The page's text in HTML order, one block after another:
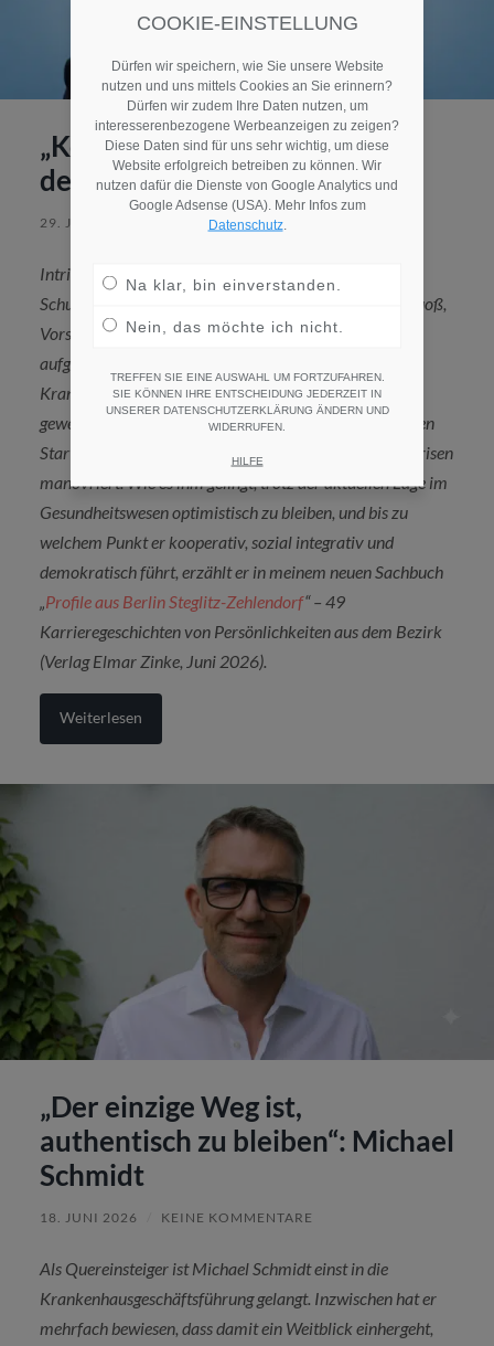
„Kooperativ, sozial integrativ,
demokratisch“: Bernd Quoß
29. JUNI 2026 KEINE KOMMENTARE
Intrinsische Motivation und immer Plan B und C in der
Schublade – das ist das Erfolgsgeheimnis von Bernd Quoß,
Vorstand imKrankenhaus Waldfriede. Geboren und
aufgewachsen in Nürnberg ist er aus dem
Krankenversicherungswesen ins Klinikmanagement
gewechselt, hat seither einige Leuchtturmprojekte an den
Start gebracht und das Unternehmen durch mehrere Krisen
manövriert. Wie es ihm gelingt, trotz der aktuellen Lage im
Gesundheitswesen optimistisch zu bleiben, und bis zu
welchem Punkt er kooperativ, sozial integrativ und
demokratisch führt, erzählt er in meinem neuen Sachbuch
Profile aus Berlin Steglitz-Zehlendorf“ – 49
Karrieregeschichten von Persönlichkeiten aus dem Bezirk
(Verlag Elmar Zinke, Juni 2026).
Weiterlesen
„Der einzige Weg ist,
authentisch zu bleiben“: Michael
Schmidt
18. JUNI 2026 KEINE KOMMENTARE
Als Quereinsteiger ist Michael Schmidt einst in die
Krankenhausgeschäftsführung gelangt. Inzwischen hat er
mehrfach bewiesen, dass damit ein Weitblick einhergeht,
COOKIE-EINSTELLUNG
Dürfen wir speichern, wie Sie unsere Website
nutzen und uns mittels Cookies an Sie erinnern?
Dürfen wir zudem Ihre Daten nutzen, um
interesserenbezogene Werbeanzeigen zu zeigen?
Diese Daten sind für uns sehr wichtig, um diese
Website erfolgreich betreiben zu können. Wir
nutzen dafür die Dienste von Google Analytics und
Google Adsense (USA). Mehr Infos zum
Datenschutz.
Na klar, bin einverstanden.
Nein, das möchte ich nicht.
TREFFEN SIE EINE AUSWAHL UM FORTZUFAHREN.
SIE KÖNNEN IHRE ENTSCHEIDUNG JEDERZEIT IN
UNSERER DATENSCHUTZERKLÄRUNG ÄNDERN UND
WIDERRUFEN.
HILFE